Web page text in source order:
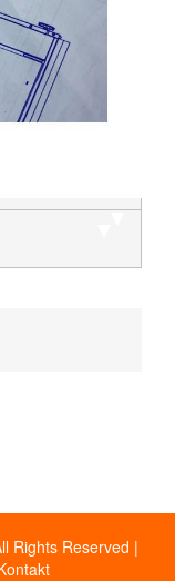
Rights Reserved |